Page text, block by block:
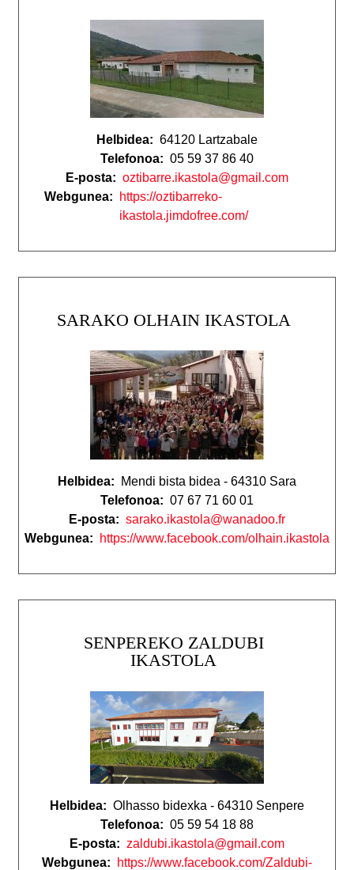
Helbidea: 64120 Lartzabale
Telefonoa: 05 59 37 86 40
E-posta: oztibarre.ikastola@gmail.com
Webgunea:
https://oztibarreko-
ikastola.jimdofree.com/
SARAKO OLHAIN IKASTOLA
Helbidea:
Mendi bista bidea - 64310 Sara
Telefonoa: 07 67 71 60 01
E-posta: sarako.ikastola@wanadoo.fr
Webgunea:
https://www.facebook.com/olhain.ikastola
SENPEREKO ZALDUBI
IKASTOLA
Helbidea: Olhasso bidexka - 64310 Senpere
Telefonoa: 05 59 54 18 88
E-posta: zaldubi.ikastola@gmail.com
Webgunea:
https://www.facebook.com/Zaldubi-